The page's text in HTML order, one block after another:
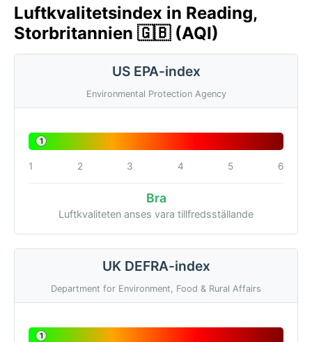
Luftkvalitetsindex in Reading,
Storbritannien 🇬🇧 (AQI)
US EPA-index
Environmental Protection Agency
1
1 2 3 4 5 6
Bra
Luftkvaliteten anses vara tillfredsställande
UK DEFRA-index
Department for Environment, Food & Rural Affairs
1